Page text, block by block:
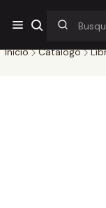
¡Por pocos días!
$38.000
Inicio Catálogo